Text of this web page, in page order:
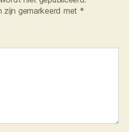
zijn gemarkeerd met *